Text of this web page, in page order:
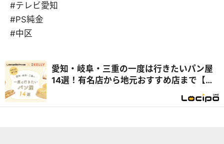
#テレビ愛知
#PS純金
#中区
愛知・岐阜・三重の一度は行きたいパン屋
14選！有名店から地元おすすめ店まで【テ